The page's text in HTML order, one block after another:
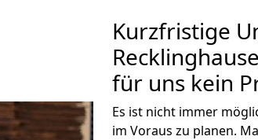
Kurzfristige
für uns kein
Es ist nicht immer
im Voraus zu planen.